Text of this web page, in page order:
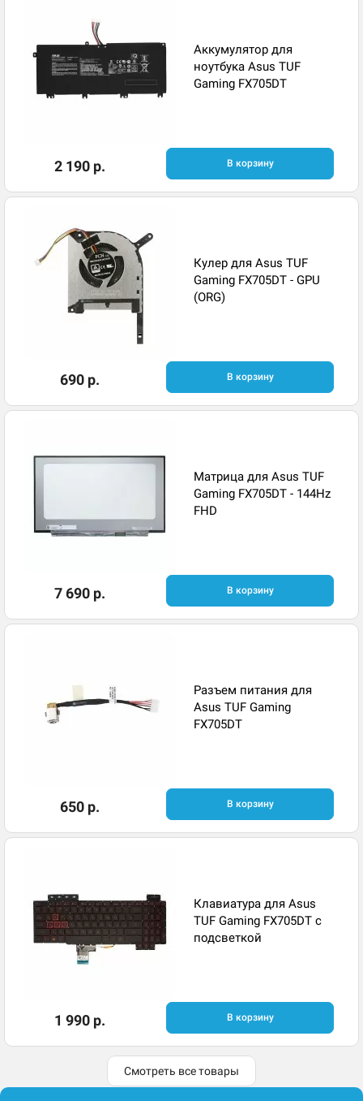
Аккумулятор для
ноутбука Asus TUF
Gaming FX705DT
2 190 р. В корзину
Кулер для Asus TUF
Gaming FX705DT - GPU
(ORG)
690 р. В корзину
Матрица для Asus TUF
Gaming FX705DT - 144Hz
FHD
7 690 р. В корзину
Разъем питания для
Asus TUF Gaming
FX705DT
650 р. В корзину
Клавиатура для Asus
TUF Gaming FX705DT с
подсветкой
1 990 р. В корзину
Смотреть все товары